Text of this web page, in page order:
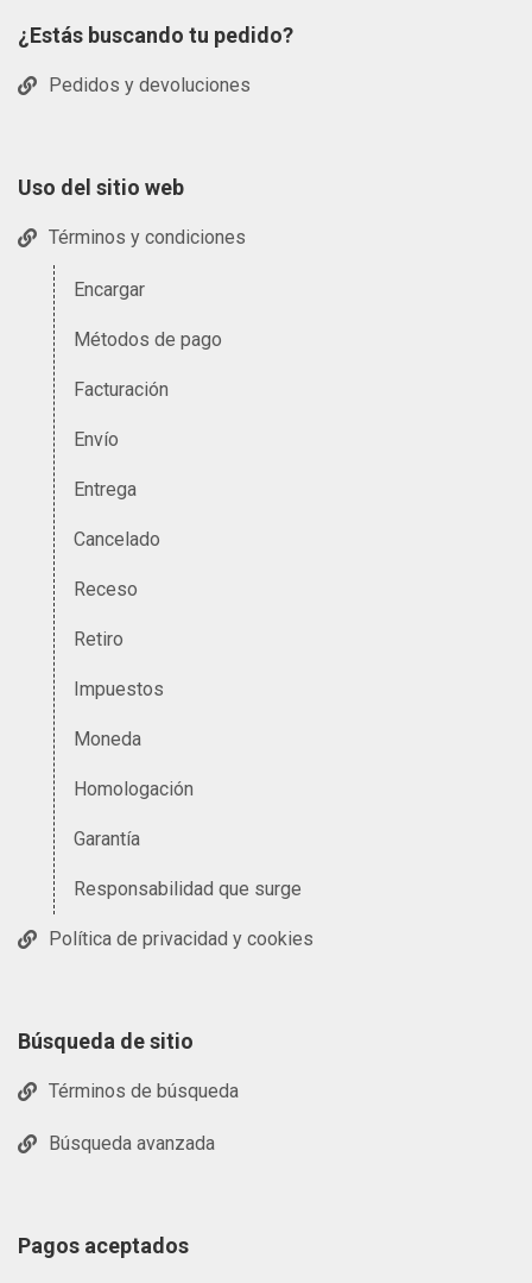
¿Estás buscando tu pedido?
Pedidos y devoluciones
Uso del sitio web
Términos y condiciones
Encargar
Métodos de pago
Facturación
Envío
Entrega
Cancelado
Receso
Retiro
Impuestos
Moneda
Homologación
Garantía
Responsabilidad que surge
Política de privacidad y cookies
Búsqueda de sitio
Términos de búsqueda
Búsqueda avanzada
Pagos aceptados